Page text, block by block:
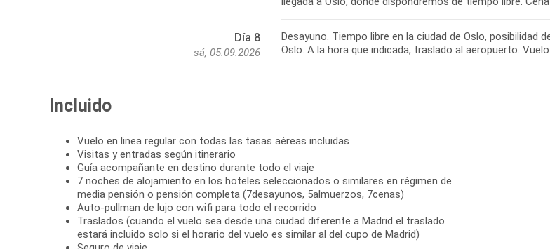
Día 8
sá, 05.09.2026
Desayuno. Tiempo libre en la ciudad de Oslo,
Oslo. A la hora que indicada, traslado al aeropuerto.
Incluido
Vuelo en linea regular con todas las tasas aéreas incluidas
Visitas y entradas según itinerario
Guía acompañante en destino durante todo el viaje
7 noches de alojamiento en los hoteles seleccionados o similares en régimen de
media pensión o pensión completa (7desayunos, 5almuerzos, 7cenas)
Auto-pullman de lujo con wifi para todo el recorrido
Traslados (cuando el vuelo sea desde una ciudad diferente a Madrid el traslado
estará incluido solo si el horario del vuelo es similar al del cupo de Madrid)